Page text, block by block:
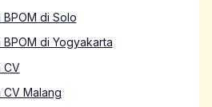
di Solo
di Yogyakarta
CV
Malang